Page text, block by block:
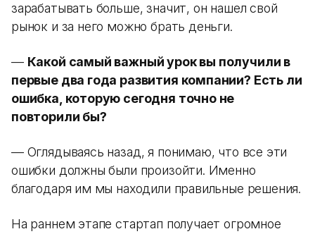
зарабатывать больше, значит, он нашел свой
рынок и за него можно брать деньги.
— Какой самый важный урок вы получили в
первые два года развития компании? Есть ли
ошибка, которую сегодня точно не
повторили бы?
— Оглядываясь назад, я понимаю, что все эти
ошибки должны были произойти. Именно
благодаря им мы находили правильные решения.
На раннем этапе стартап получает огромное